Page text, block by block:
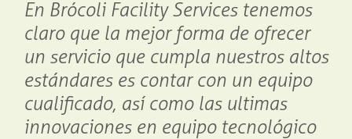
En Brócoli Facility Services tenemos
claro que la mejor forma de ofrecer
un servicio que cumpla nuestros altos
estándares es contar con un equipo
cualificado, así como las ultimas
innovaciones en equipo tecnológico